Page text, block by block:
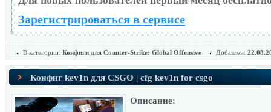
Зарегистрироваться в сервисе
В категории: Конфиги для Counter-Strike: Global Offensive Добавлен:
Конфиг kev1n для CSGO | cfg kev1n for csgo
Описание: